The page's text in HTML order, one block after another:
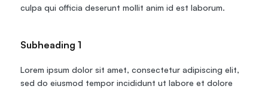
culpa qui officia deserunt mollit anim id est laborum.
Subheading 1
Lorem ipsum dolor sit amet, consectetur adipiscing elit,
sed do eiusmod tempor incididunt ut labore et dolore